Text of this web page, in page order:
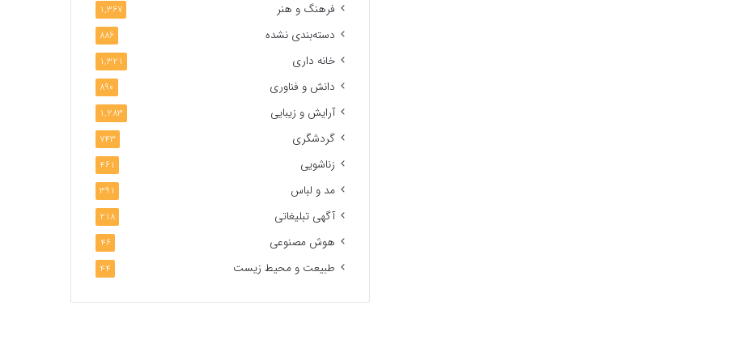
فرهنگ و هنر 1,367
دسته‌بندی نشده 886
خانه داری 1,321
دانش و فناوری 890
آرایش و زیبایی 1,283
گردشگری 743
زناشویی 461
مد و لباس 391
آگهی تبلیغاتی 218
هوش مصنوعی 46
طبیعت و محیط زیست 44